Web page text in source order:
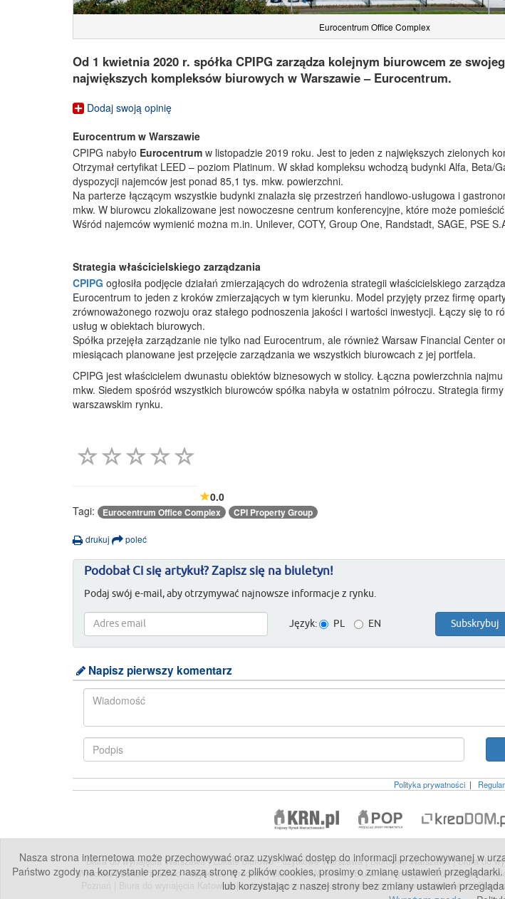
Nasza strona internetowa może przechowywać oraz uzyskiwać dostęp do informacji przechowywanej w
Państwo zgody na korzystanie przez naszą stronę z plików cookies, prosimy o zmianę ustawień
lub korzystając z naszej strony bez zmiany ustawień
Eurocentrum Office Complex
Od 1 kwietnia 2020 r. spółka CPIPG zarządza kolejnym biurowcem ze
największych kompleksów biurowych w Warszawie – Eurocentrum.
Dodaj swoją opinię
Eurocentrum w Warszawie
CPIPG nabyło Eurocentrum w listopadzie 2019 roku. Jest to jeden z największych zielonych
Otrzymał certyfikat LEED – poziom Platinum. W skład kompleksu wchodzą budynki Alfa, Beta/
dyspozycji najemców jest ponad 85,1 tys. mkw. powierzchni.
Na parterze łączącym wszystkie budynki znalazła się przestrzeń handlowo-usługowa i
mkw. W biurowcu zlokalizowane jest nowoczesne centrum konferencyjne, które może
Wśród najemców wymienić można m.in. Unilever, COTY, Group One, Randstadt, SAGE, PSE
Strategia właścicielskiego zarządzania
CPIPG ogłosiła podjęcie działań zmierzających do wdrożenia strategii właścicielskiego
Eurocentrum to jeden z kroków zmierzających w tym kierunku. Model przyjęty przez firmę
zrównoważonego rozwoju oraz stałego podnoszenia jakości i wartości inwestycji. Łączy się to
usług w obiektach biurowych.
Spółka przejęła zarządzanie nie tylko nad Eurocentrum, ale również Warsaw Financial Center
miesiącach planowane jest przejęcie zarządzania we wszystkich biurowcach z jej portfela.
CPIPG jest właścicielem dwunastu obiektów biznesowych w stolicy. Łączna powierzchnia
mkw. Siedem spośród wszystkich biurowców spółka nabyła w ostatnim półroczu. Strategia
warszawskim rynku.
0.0
Tagi:
Eurocentrum Office Complex CPI Property Group
drukuj poleć
Podobał Ci się artykuł? Zapisz się na biuletyn!
Podaj swój e-mail, aby otrzymywać najnowsze informacje z rynku.
Język: PL EN
Napisz pierwszy komentarz
Polityka prywatności|
Biura do wynajęcia Warszawa|Lokale biurowo - użytkowe Warszawa|Biurowce Warszawa|Biura do
Wrocław|Lokale biurowo - użytkowe Wrocław|Biurowce Wrocław|Biura do wynajęcia Trójmiasto|
Poznań
Biura do wynajęcia Katowice |Lokale biurowo - użytkowe Katowice|Biurowce Katowice|Biura